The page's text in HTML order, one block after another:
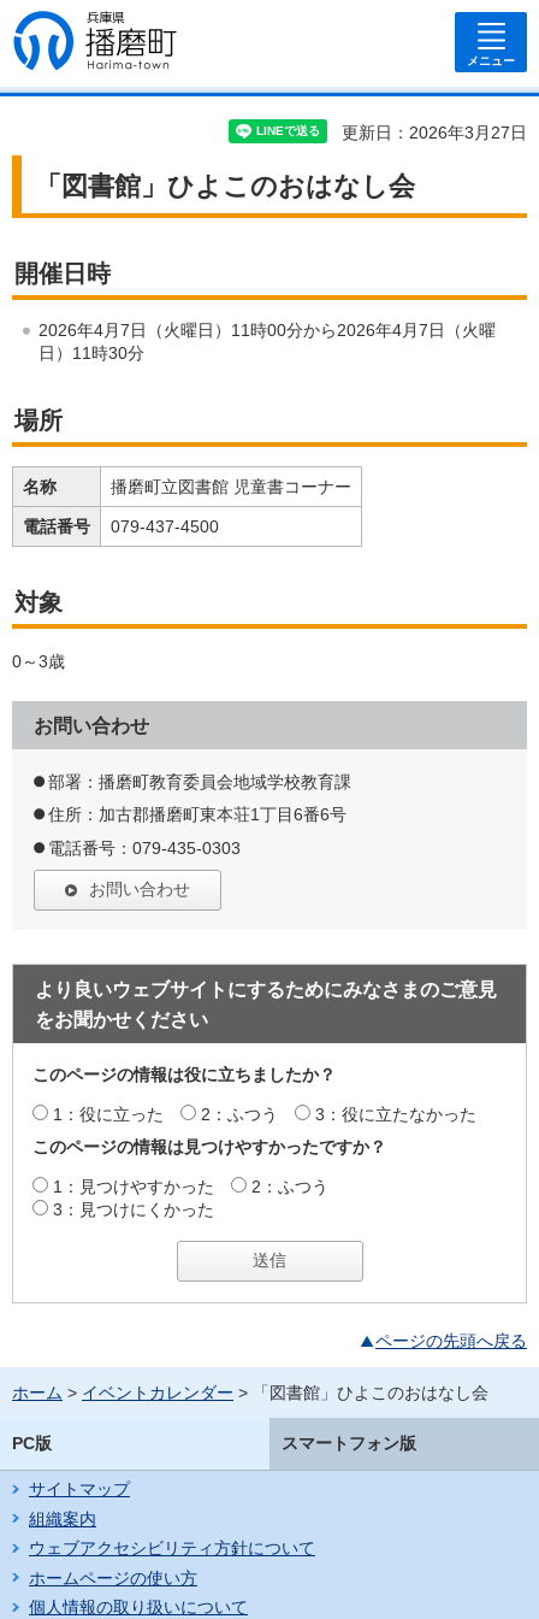
兵庫県 播磨
町
メニュー
更新日：2026年3月27日
「図書館」ひよこのおはなし会
開催日時
2026年4月7日（火曜日）11時00分から2026年4月7日（火曜
日）11時30分
場所
名称 播磨町立図書館 児童書コーナー
電話番号 079-437-4500
対象
0～3歳
お問い合わせ
部署：播磨町教育委員会地域学校教育課
住所：加古郡播磨町東本荘1丁目6番6号
電話番号：079-435-0303
お問い合わせ
より良いウェブサイトにするためにみなさまのご意見
をお聞かせください
このページの情報は役に立ちましたか？
1：役に立った 2：ふつう
3：役に立たなかった
このページの情報は見つけやすかったですか？
1：見つけやすかった
2：ふつう
3：見つけにくかった
ページの先頭へ戻る
ホーム > イベントカレンダー > 「図書館」ひよこのおはなし会
PC版 スマートフォン版
サイトマップ
組織案内
ウェブアクセシビリティ方針について
ホームページの使い方
個人情報の取り扱いについて